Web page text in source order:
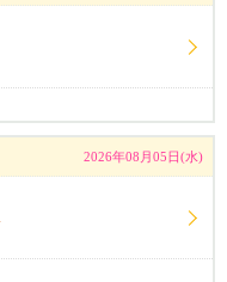
2026年08月05日(水)